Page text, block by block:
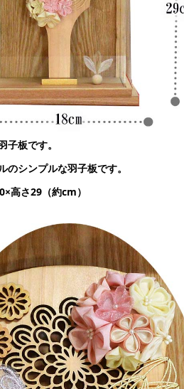
子板です。
のシンプルな羽子板です。
高さ29（約cm）